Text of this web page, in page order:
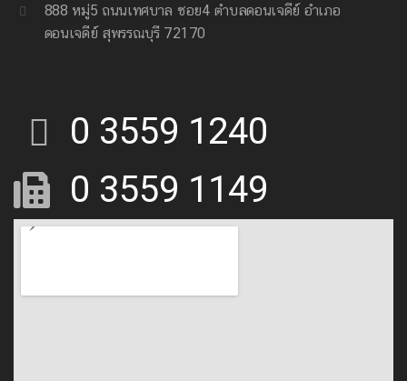
888 หมู่5 ถนนเทศบาล ซอย4 ตำบลดอนเจดีย์ อำเภอ
ดอนเจดีย์ สุพรรณบุรี 72170
0 3559 1240
0 3559 1149